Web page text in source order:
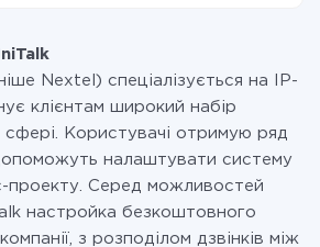
Детальніше про
Nextel) спеціалізується на IP-
клієнтам широкий набір
сфері. Користувачі отримую ряд
допоможуть налаштувати систему
проекту. Серед можливостей
настройка безкоштовного
з розподілом дзвінків між